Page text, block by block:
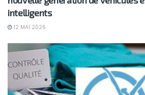
intelligents
12 MAI 2026